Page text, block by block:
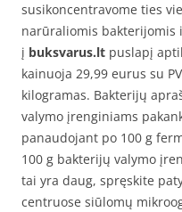
susikoncentravome ties
narūraliomis bakterijomis
į buksvarus.lt puslapį
kainuoja 29,99 eurus su
kilogramas. Bakterijų
valymo įrenginiams
panaudojant po 100 g
100 g bakterijų valymo
tai yra daug, spręskite
centruose siūlomų